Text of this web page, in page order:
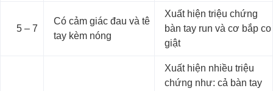
5 – 7
Có cảm giác đau và tê
tay kèm nóng
Xuất hiện triệu chứng
bàn tay run và cơ bắp co
giật
Xuất hiện nhiều triệu
chứng như: cả bàn tay